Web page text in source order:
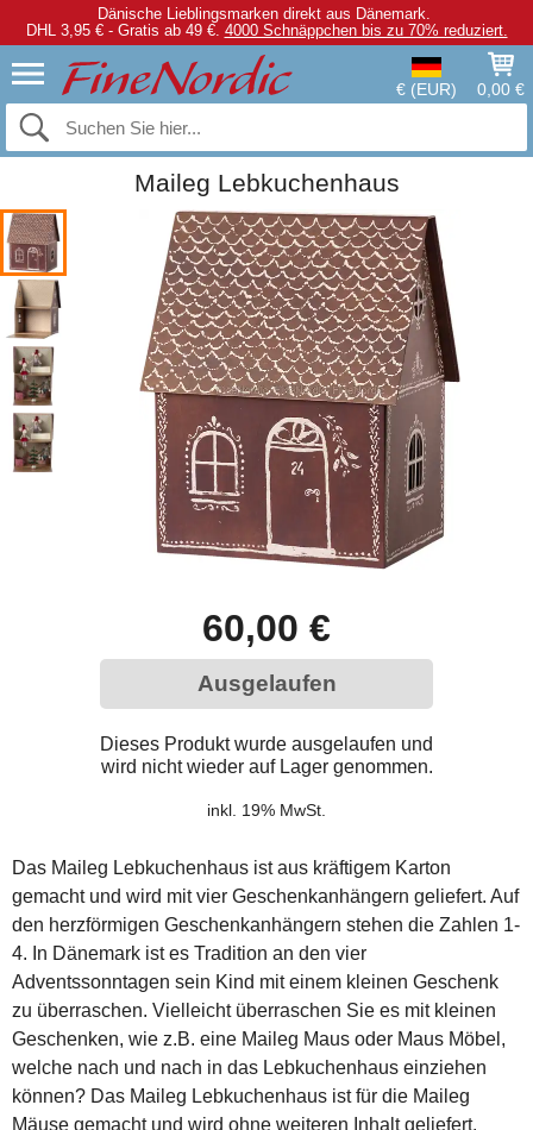
Dänische Lieblingsmarken direkt aus Dänemark.
DHL 3,95 € - Gratis ab 49 €. 4000 Schnäppchen bis zu 70% reduziert.
€ (EUR) 0,00 €
Maileg Lebkuchenhaus
60,00 €
Ausgelaufen
Dieses Produkt wurde ausgelaufen und
wird nicht wieder auf Lager genommen.
inkl. 19% MwSt.
Das Maileg Lebkuchenhaus ist aus kräftigem Karton
gemacht und wird mit vier Geschenkanhängern geliefert. Auf
den herzförmigen Geschenkanhängern stehen die Zahlen 1-
4. In Dänemark ist es Tradition an den vier
Adventssonntagen sein Kind mit einem kleinen Geschenk
zu überraschen. Vielleicht überraschen Sie es mit kleinen
Geschenken, wie z.B. eine Maileg Maus oder Maus Möbel,
welche nach und nach in das Lebkuchenhaus einziehen
können? Das Maileg Lebkuchenhaus ist für die Maileg
Mäuse gemacht und wird ohne weiteren Inhalt geliefert.